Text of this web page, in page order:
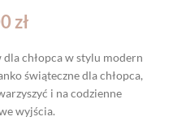
zł
dla chłopca w stylu modern
świąteczne dla chłopca,
i na codzienne
wyjścia.